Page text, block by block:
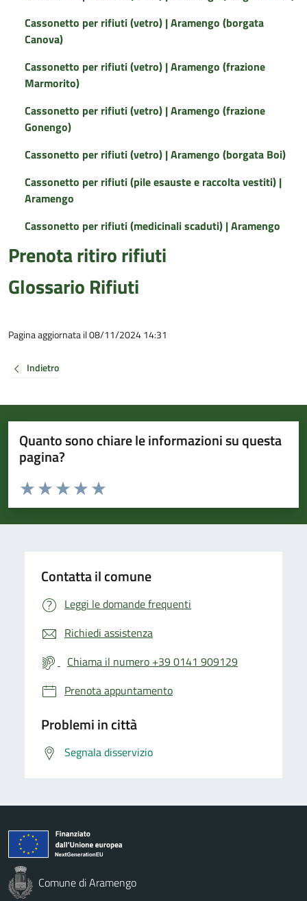
Cassonetto per rifiuti (vetro) | Aramengo (borgata
Canova)
Cassonetto per rifiuti (vetro) | Aramengo (frazione
Marmorito)
Cassonetto per rifiuti (vetro) | Aramengo (frazione
Gonengo)
Cassonetto per rifiuti (vetro) | Aramengo (borgata Boi)
Cassonetto per rifiuti (pile esauste e raccolta vestiti) |
Aramengo
Cassonetto per rifiuti (medicinali scaduti) | Aramengo
Prenota ritiro rifiuti
Glossario Rifiuti
Pagina aggiornata il 08/11/2024 14:31
Indietro
Quanto sono chiare le informazioni su questa
pagina?
Valuta da 1 a 5 stelle la pagina
Valuta 5 stelle su 5
Valuta 4 stelle su 5
Valuta 3 stelle su 5
Valuta 2 stelle su 5
Valuta 1 stelle su 5
Contatta il comune
Leggi le domande frequenti
Richiedi assistenza
Chiama il numero +39 0141 909129
Prenota appuntamento
Problemi in città
Segnala disservizio
Comune di Aramengo